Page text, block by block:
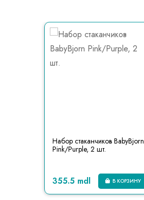
Набор стаканчиков BabyBjorn
Pink/Purple, 2 шт.
355.5 mdl В КОРЗИНУ